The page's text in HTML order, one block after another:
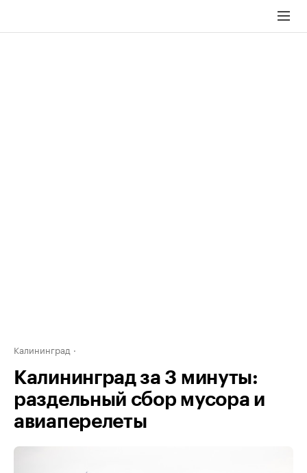
Калининград
Калининград за 3 минуты:
раздельный сбор мусора и
авиаперелеты